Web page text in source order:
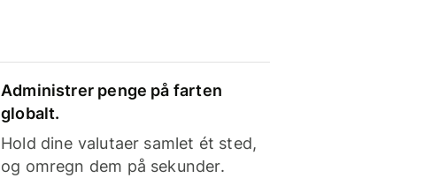
Administrer penge på farten
globalt.
Hold dine valutaer samlet ét sted,
og omregn dem på sekunder.